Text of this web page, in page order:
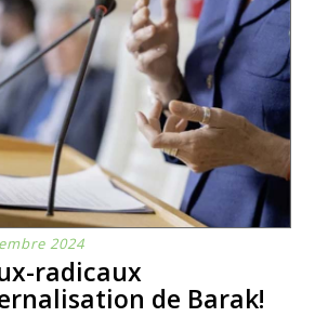
2024
radicaux
de Barak!